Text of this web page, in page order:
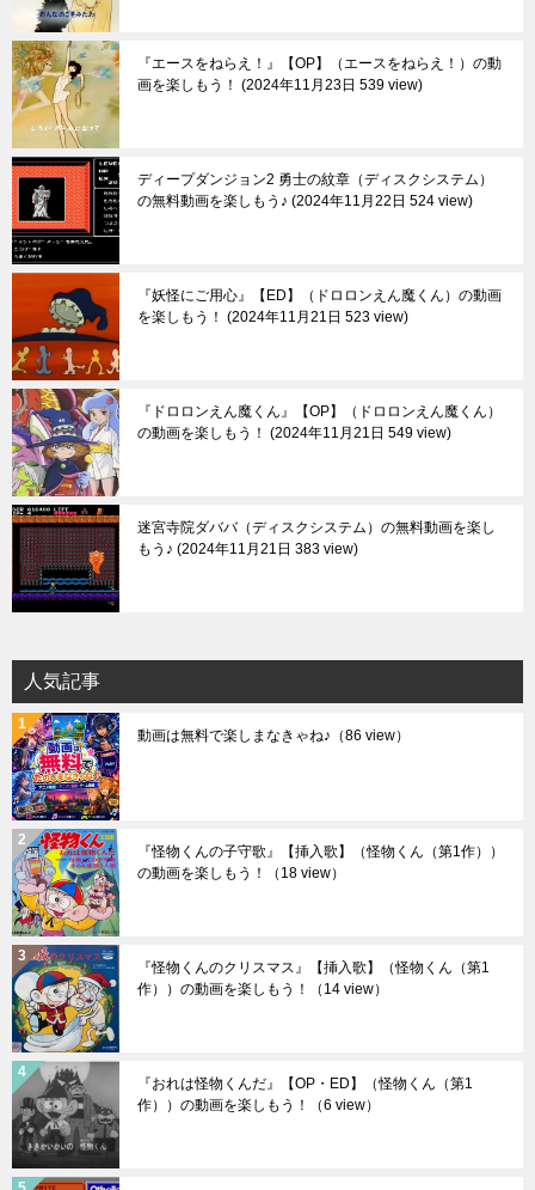
『エースをねらえ！』【OP】（エースをねらえ！）の動
画を楽しもう！
2024年11月23日 539 view
ディープダンジョン2 勇士の紋章（ディスクシステム）
の無料動画を楽しもう♪ 2024年11月22日 524 view
『妖怪にご用心』【ED】（ドロロンえん魔くん）の動画
を楽しもう！
2024年11月21日 523 view
『ドロロンえん魔くん』【OP】（ドロロンえん魔くん）
の動画を楽しもう！
2024年11月21日 549 view
迷宮寺院ダババ（ディスクシステム）の無料動画を楽し
もう♪ 2024年11月21日 383 view
人気記事
動画は無料で楽しまなきゃね♪ （86 view）
『怪物くんの子守歌』【挿入歌】（怪物くん（第1作））
の動画を楽しもう！
（18 view）
『怪物くんのクリスマス』【挿入歌】（怪物くん（第1
作））の動画を楽しもう！
（14 view）
『おれは怪物くんだ』【OP・ED】（怪物くん（第1
作））の動画を楽しもう！
（6 view）